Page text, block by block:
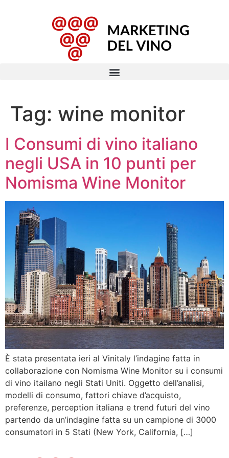
Tag: wine monitor
I Consumi di vino italiano
negli USA in 10 punti per
Nomisma Wine Monitor
È stata presentata ieri al Vinitaly l’indagine fatta in
collaborazione con Nomisma Wine Monitor su i consumi
di vino itailano negli Stati Uniti. Oggetto dell’analisi,
modelli di consumo, fattori chiave d’acquisto,
preferenze, perception italiana e trend futuri del vino
partendo da un’indagine fatta su un campione di 3000
consumatori in 5 Stati (New York, California, […]